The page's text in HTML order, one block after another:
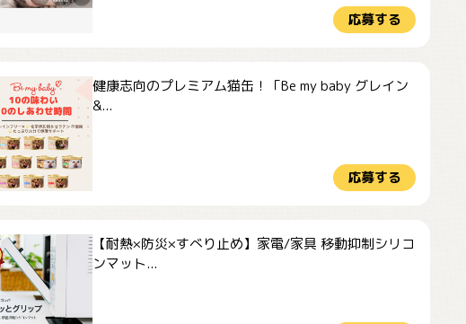
応募する
健康志向のプレミアム猫缶！「Be my baby グレイン
&...
応募する
【耐熱×防災×すべり止め】家電/家具 移動抑制シリコ
ンマット...